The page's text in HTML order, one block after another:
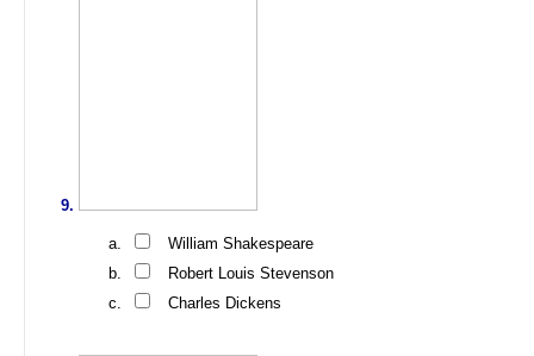
William Shakespeare
Robert Louis Stevenson
Charles Dickens